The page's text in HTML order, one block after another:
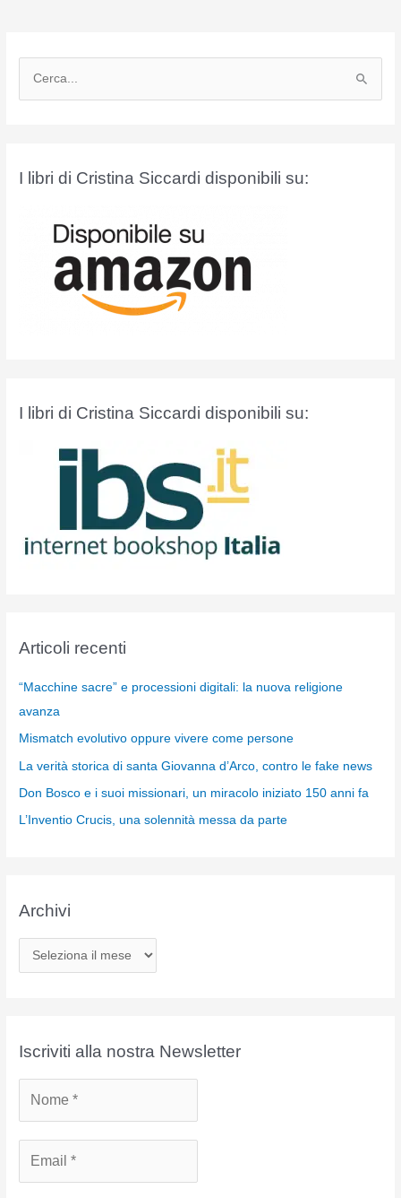
I libri di Cristina Siccardi disponibili su:
I libri di Cristina Siccardi disponibili su:
Articoli recenti
“Macchine sacre” e processioni digitali: la nuova religione
avanza
Mismatch evolutivo oppure vivere come persone
La verità storica di santa Giovanna d’Arco, contro le fake news
Don Bosco e i suoi missionari, un miracolo iniziato 150 anni fa
L’Inventio Crucis, una solennità messa da parte
Archivi
r
iIscriviti alla nostra Newsletter